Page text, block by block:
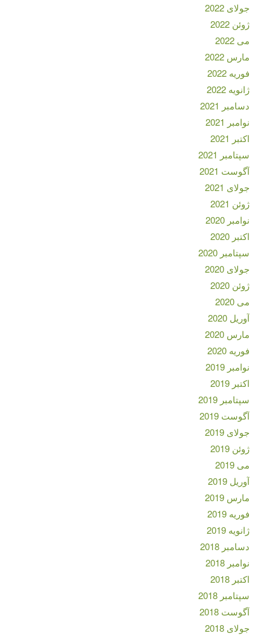
جولای 2022
ژوئن 2022
می 2022
مارس 2022
فوریه 2022
ژانویه 2022
دسامبر 2021
نوامبر 2021
اکتبر 2021
سپتامبر 2021
آگوست 2021
جولای 2021
ژوئن 2021
نوامبر 2020
اکتبر 2020
سپتامبر 2020
جولای 2020
ژوئن 2020
می 2020
آوریل 2020
مارس 2020
فوریه 2020
نوامبر 2019
اکتبر 2019
سپتامبر 2019
آگوست 2019
جولای 2019
ژوئن 2019
می 2019
آوریل 2019
مارس 2019
فوریه 2019
ژانویه 2019
دسامبر 2018
نوامبر 2018
اکتبر 2018
سپتامبر 2018
آگوست 2018
جولای 2018